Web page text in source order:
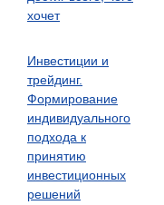
хочет
Инвестиции и
трейдинг.
Формирование
индивидуального
подхода к
принятию
инвестиционных
решений